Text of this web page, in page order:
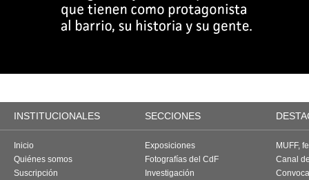
INSTITUCIONALES SECCIONES
Inicio
Quiénes somos
Suscripción
Exposiciones
Fotografías del CdF
Investigación
MUFF,
Canal